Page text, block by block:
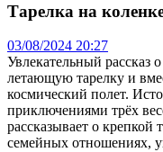
Тарелка на
03/08/2024 20:27
Увлекательный рассказ
летающую тарелку и
космический полет.
приключениями трёх
рассказывает о
семейных отношениях,